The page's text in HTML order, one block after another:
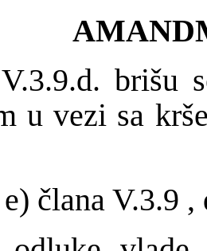
brišu
u vezi sa
člana V.3.9